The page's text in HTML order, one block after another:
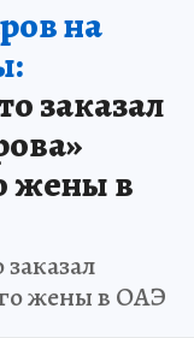
на
заказал
жены в
жены в ОАЭ